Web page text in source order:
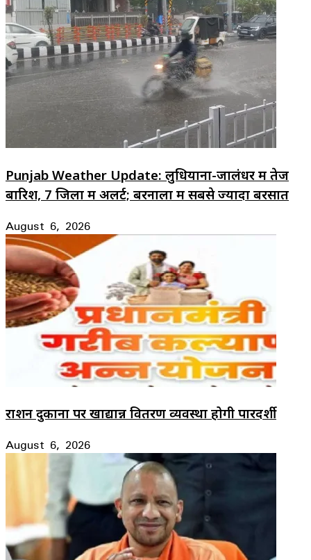
Punjab Weather Update: लुधियाना-जालंधर में तेज
बारिश, 7 जिलों में अलर्ट; बरनाला में सबसे ज्यादा बरसात
August 6, 2026
राशन दुकानों पर खाद्यान्न वितरण व्यवस्था होगी पारदर्शी
August 6, 2026